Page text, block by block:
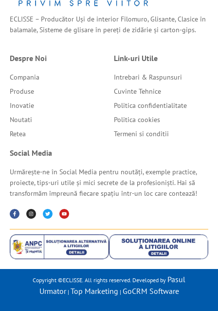
ECLISSE – Producător Uși de interior Filomuro, Glisante, Clasice în
balamale, Sisteme de glisare în pereți de zidărie și carton-gips.
Despre Noi
Compania
Produse
Inovatie
Noutati
Retea
Link-uri Utile
Intrebari & Raspunsuri
Cuvinte Tehnice
Politica confidentialitate
Politica cookies
Termeni si conditii
Social Media
Urmărește-ne în Social Media pentru noutăți, exemple practice,
proiecte, tips-uri utile și mici secrete de la profesioniști. Hai să
transformăm împreună fiecare spațiu într-un loc care contează!
Copyright ©ECLISSE. All rights reserved. Developed by Pasul
Urmator| Top Marketing | GoCRM Software